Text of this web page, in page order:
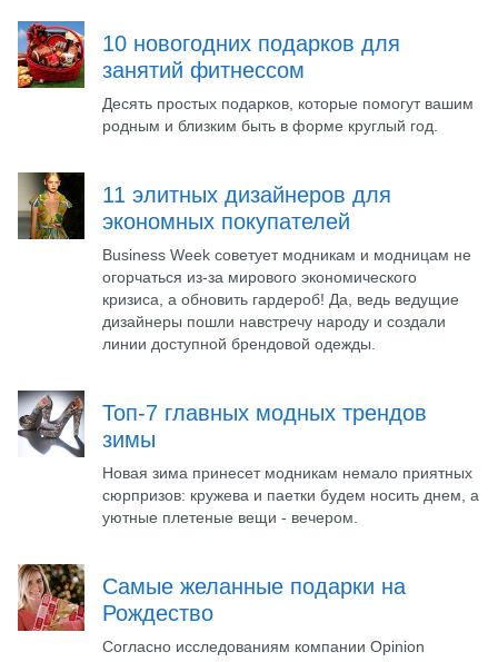
10 новогодних подарков для
занятий фитнессом
Десять простых подарков, которые помогут вашим
родным и близким быть в форме круглый год.
11 элитных дизайнеров для
экономных покупателей
Business Week советует модникам и модницам не
огорчаться из-за мирового экономического
кризиса, а обновить гардероб! Да, ведь ведущие
дизайнеры пошли навстречу народу и создали
линии доступной брендовой одежды.
Топ-7 главных модных трендов
зимы
Новая зима принесет модникам немало приятных
сюрпризов: кружева и паетки будем носить днем, а
уютные плетеные вещи - вечером.
Самые желанные подарки на
Рождество
Согласно исследованиям компании Opinion